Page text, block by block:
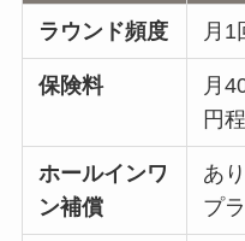
ラウンド頻度 月1
保険料
月
円
ホールインワ
ン補償
あ
プ